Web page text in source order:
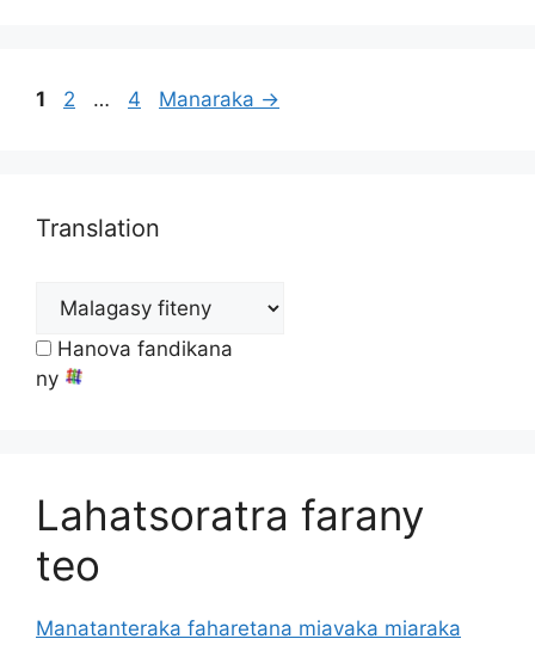
Pejy
1 Pejy
2 … Pejy
4 Manaraka →
Translation
Hanova fandikana
ny
Lahatsoratra farany
teo
Manatanteraka faharetana miavaka miaraka